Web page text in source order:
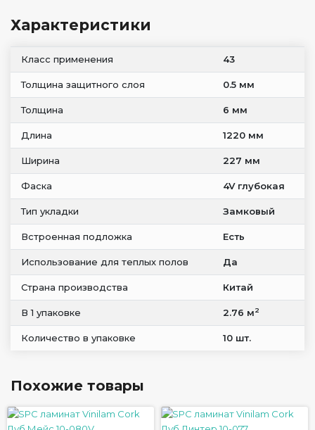
Характеристики
Класс применения 43
Толщина защитного слоя 0.5 мм
Толщина 6 мм
Длина 1220 мм
Ширина 227 мм
Фаска 4V глубокая
Тип укладки Замковый
Встроенная подложка Есть
Использование для теплых полов Да
Страна производства Китай
В 1 упаковке 2.76 м2
Количество в упаковке 10 шт.
Похожие товары